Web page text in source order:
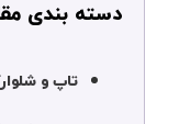
دسته بندی
تاپ و